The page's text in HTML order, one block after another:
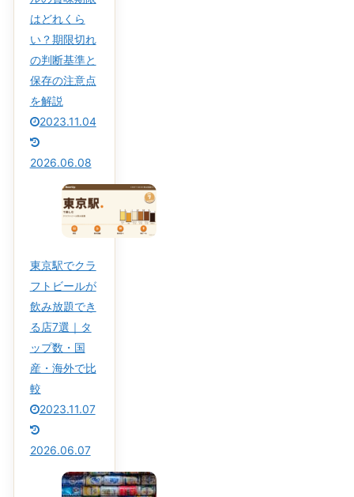
はどれくら
い？期限切れ
の判断基準と
保存の注意点
を解説
2023.11.04
2026.06.08
東京駅でクラ
フトビールが
飲み放題でき
る店7選｜タ
ップ数・国
産・海外で比
較
2023.11.07
2026.06.07